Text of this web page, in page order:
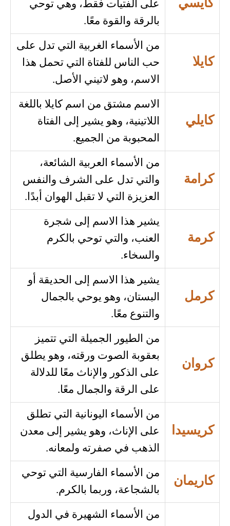
كايسي
على الفتيات فقط، وهي توحي
بالرقة والقوة معًا.
كايلا
من الأسماء الغربية التي تدل على
حب الناس للفتاة التي تحمل هذا
الاسم، وهو لاتيني الأصل.
كايلي
الاسم مشتق من اسم كايلا باللغة
اللاتينية، وهو يشير إلى الفتاة
المحبوبة من الجميع.
كرامة
من الأسماء العربية الشائعة،
والتي تدل على الشرف والنفس
العزيزة التي لا تقبل الهوان أبدًا.
كرمة
يشير هذا الاسم إلى شجرة
العنب، والتي توحي بالكرم
والسخاء.
كرمل
يشير هذا الاسم إلى الحديقة أو
البستان، وهو يوحي بالجمال
والتنوع معًا.
كروان
من الطيور الجميلة التي تتميز
بعقوبة الصوت ورقته، وهو يطلق
على الذكور والإناث معًا للدلالة
على الرقة والجمال معًا.
كريسيدا
من الأسماء اليونانية التي تطلق
على الإناث، وهو يشير إلى معدن
الذهب في صفرته ولمعانه.
كاريمان
من الأسماء الفارسية التي توحي
بالشجاعة، وربما بالكرم.
من الأسماء الشهيرة في الدول